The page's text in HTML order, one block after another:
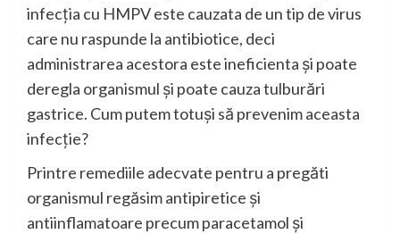
infecția cu HMPV este cauzata de un tip de virus
care nu raspunde la antibiotice, deci
administrarea acestora este ineficienta și poate
deregla organismul și poate cauza tulburări
gastrice. Cum putem totuși să prevenim aceasta
infecție?
Printre remediile adecvate pentru a pregăti
organismul regăsim antipiretice și
antiinflamatoare precum paracetamol și